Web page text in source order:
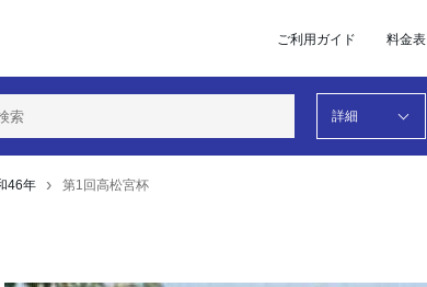
ご利用ガイド 料金表
詳細
46年 第1回高松宮杯